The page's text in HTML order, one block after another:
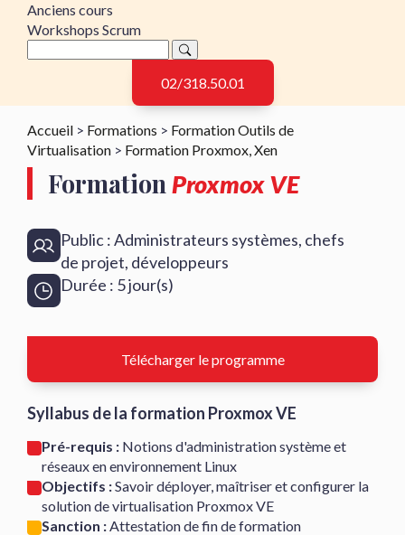
Anciens cours
Workshops Scrum
02/318.50.01
Accueil > Formations > Formation Outils de
Virtualisation > Formation Proxmox, Xen
FormationProxmox VE
Public : Administrateurs systèmes, chefs
de projet, développeurs
Durée : 5 jour(s)
Syllabus de la formation Proxmox VE
Pré-requis : Notions d'administration système et
réseaux en environnement Linux
Objectifs :Savoir déployer, maîtriser et configurer la
solution de virtualisation Proxmox VE
Sanction :Attestation de fin de formation
Télécharger le programme